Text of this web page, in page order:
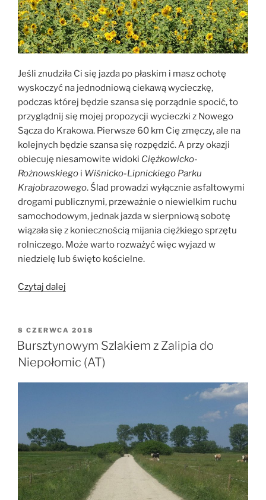
Jeśli znudziła Ci się jazda po płaskim i masz ochotę
wyskoczyć na jednodniową ciekawą wycieczkę,
podczas której będzie szansa się porządnie spocić, to
przyglądnij się mojej propozycji wycieczki z Nowego
Sącza do Krakowa. Pierwsze 60 km Cię zmęczy, ale na
kolejnych będzie szansa się rozpędzić. A przy okazji
obiecuję niesamowite widoki Ciężkowicko-
Rożnowskiego i Wiśnicko-Lipnickiego Parku
Krajobrazowego. Ślad prowadzi wyłącznie asfaltowymi
drogami publicznymi, przeważnie o niewielkim ruchu
samochodowym, jednak jazda w sierpniową sobotę
wiązała się z koniecznością mijania ciężkiego sprzętu
rolniczego. Może warto rozważyć więc wyjazd w
niedzielę lub święto kościelne.
Czytaj dalej
do
Krakowa
po
górkach”
OPUBLIKOWANE
W
8 CZERWCA 2018
Bursztynowym Szlakiem z Zalipia do
Niepołomic (AT)